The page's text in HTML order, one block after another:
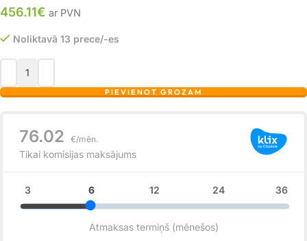
456.11€ ar PVN
Noliktavā 13 prece/-es
PIEVIENOT GROZAM